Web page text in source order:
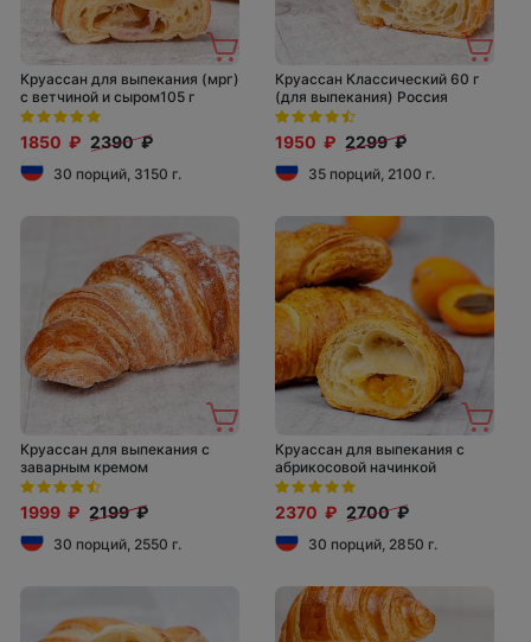
Круассан для выпекания (мрг)
с ветчиной и сыром105 г
1850 ₽ 2390 ₽
30 порций, 3150 г.
Круассан Классический 60 г
(для выпекания) Россия
1950 ₽ 2299 ₽
35 порций, 2100 г.
Круассан для выпекания с
заварным кремом
1999 ₽ 2199 ₽
30 порций, 2550 г.
Круассан для выпекания с
абрикосовой начинкой
2370 ₽ 2700 ₽
30 порций, 2850 г.